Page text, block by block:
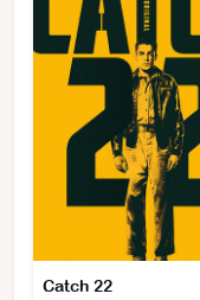
Catch 22